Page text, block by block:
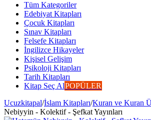
Tüm Kategoriler
Edebiyat Kitapları
Çocuk Kitapları
Sınav Kitapları
Felsefe Kitapları
İngilizce Hikayeler
Kişisel Gelişim
Psikoloji Kitapları
Tarih Kitapları
Kitap Seç AlPOPÜLER
Ucuzkitapal/İslam Kitapları/Kuran ve Kuran
Nebiyyin - Kolektif - Şefkat Yayınları